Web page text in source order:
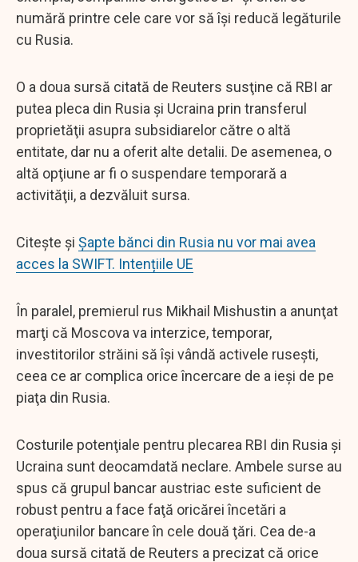
numără printre cele care vor să îşi reducă legăturile
cu Rusia.
O a doua sursă citată de Reuters susţine că RBI ar
putea pleca din Rusia şi Ucraina prin transferul
proprietăţii asupra subsidiarelor către o altă
entitate, dar nu a oferit alte detalii. De asemenea, o
altă opţiune ar fi o suspendare temporară a
activităţii, a dezvăluit sursa.
Citește și Șapte bănci din Rusia nu vor mai avea
acces la SWIFT. Intențiile UE
În paralel, premierul rus Mikhail Mishustin a anunţat
marţi că Moscova va interzice, temporar,
investitorilor străini să îşi vândă activele ruseşti,
ceea ce ar complica orice încercare de a ieşi de pe
piaţa din Rusia.
Costurile potenţiale pentru plecarea RBI din Rusia şi
Ucraina sunt deocamdată neclare. Ambele surse au
spus că grupul bancar austriac este suficient de
robust pentru a face faţă oricărei încetări a
operaţiunilor bancare în cele două ţări. Cea de-a
doua sursă citată de Reuters a precizat că orice